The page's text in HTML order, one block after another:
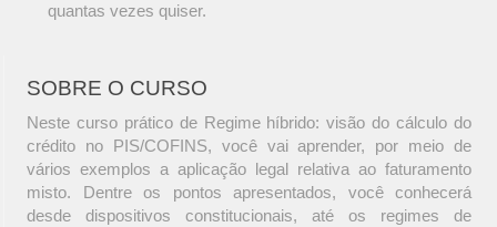
quantas vezes quiser.
SOBRE O CURSO
Neste curso prático de Regime híbrido: visão do cálculo do
crédito no PIS/COFINS, você vai aprender, por meio de
vários exemplos a aplicação legal relativa ao faturamento
misto. Dentre os pontos apresentados, você conhecerá
desde dispositivos constitucionais, até os regimes de